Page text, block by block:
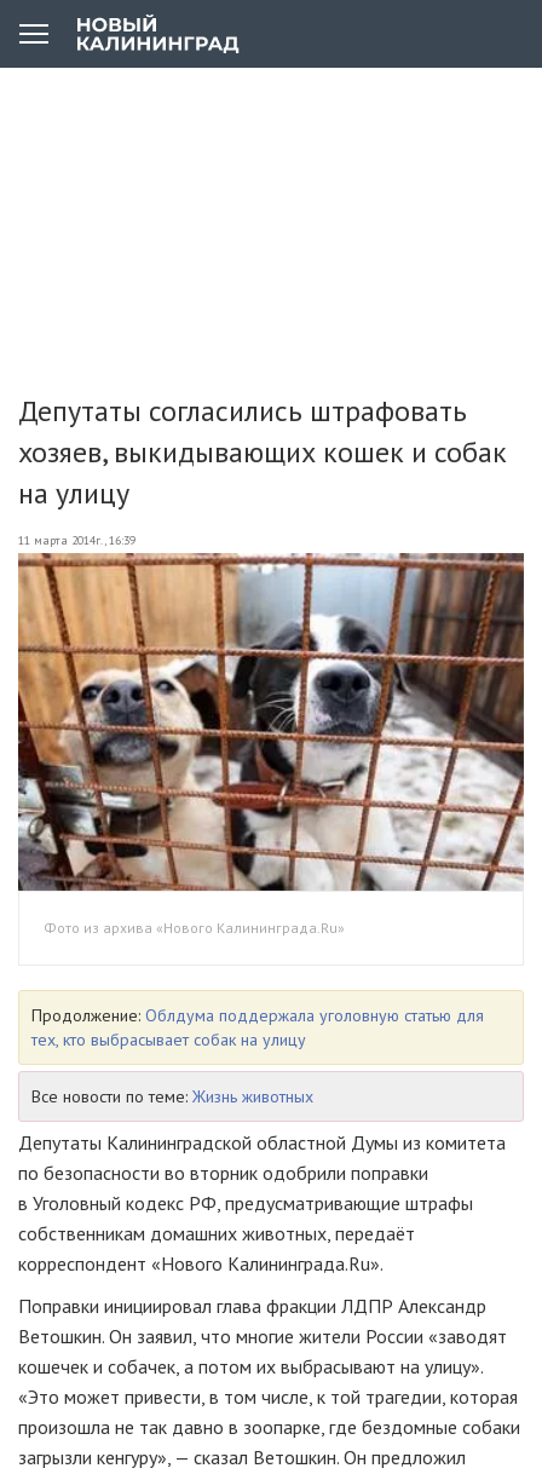
Депутаты согласились штрафовать
хозяев, выкидывающих кошек и собак
на улицу
11 марта 2014г., 16:39
Фото из архива «Нового Калининграда.Ru»
Продолжение: Облдума поддержала уголовную статью для
тех, кто выбрасывает собак на улицу
Все новости по теме: Жизнь животных
Депутаты Калининградской областной Думы из комитета
по безопасности во вторник одобрили поправки
в Уголовный кодекс РФ, предусматривающие штрафы
собственникам домашних животных, передаёт
корреспондент «Нового Калининграда.Ru».
Поправки инициировал глава фракции ЛДПР Александр
Ветошкин. Он заявил, что многие жители России «заводят
кошечек и собачек, а потом их выбрасывают на улицу».
«Это может привести, в том числе, к той трагедии, которая
произошла не так давно в зоопарке, где бездомные собаки
загрызли кенгуру», — сказал Ветошкин. Он предложил